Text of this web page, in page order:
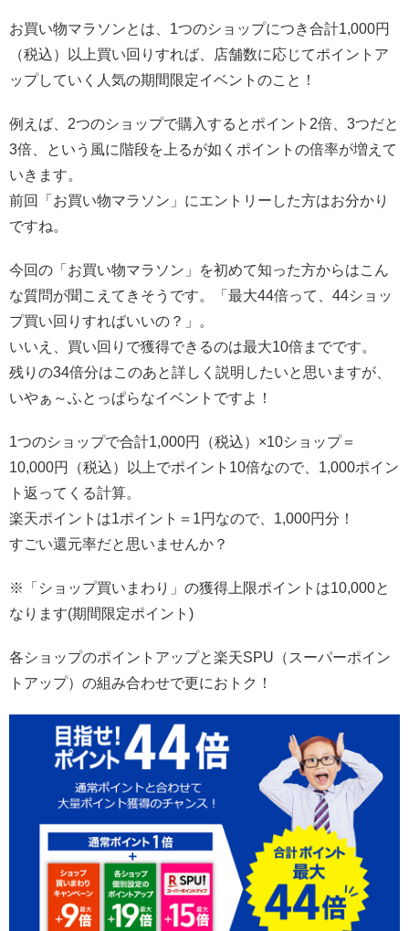
お買い物マラソンとは、1つのショップにつき合計1,000円
（税込）以上買い回りすれば、店舗数に応じてポイントア
ップしていく人気の期間限定イベントのこと！
例えば、2つのショップで購入するとポイント2倍、3つだと
3倍、という風に階段を上るが如くポイントの倍率が増えて
いきます。
前回「お買い物マラソン」にエントリーした方はお分かり
ですね。
今回の「お買い物マラソン」を初めて知った方からはこん
な質問が聞こえてきそうです。「最大44倍って、44ショッ
プ買い回りすればいいの？」。
いいえ、買い回りで獲得できるのは最大10倍までです。
残りの34倍分はこのあと詳しく説明したいと思いますが、
いやぁ～ふとっぱらなイベントですよ！
1つのショップで合計1,000円（税込）×10ショップ＝
10,000円（税込）以上でポイント10倍なので、1,000ポイン
ト返ってくる計算。
楽天ポイントは1ポイント＝1円なので、1,000円分！
すごい還元率だと思いませんか？
※「ショップ買いまわり」の獲得上限ポイントは10,000と
なります(期間限定ポイント)
各ショップのポイントアップと楽天SPU（スーパーポイン
トアップ）の組み合わせで更におトク！